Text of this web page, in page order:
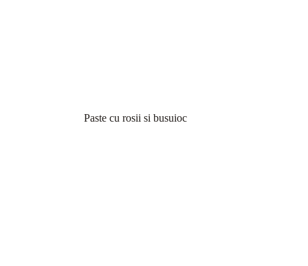
Paste cu rosii si busuioc